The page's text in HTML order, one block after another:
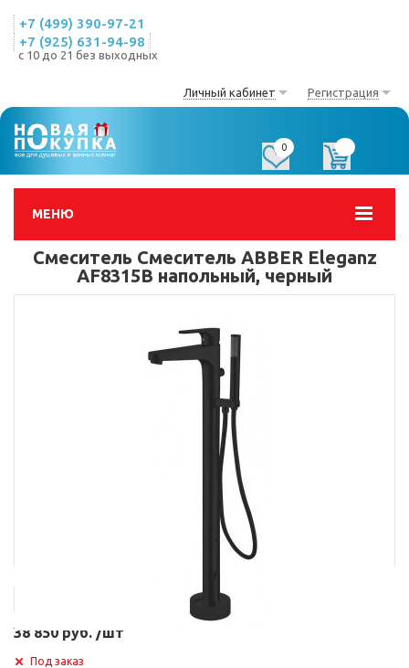
+7 (499) 390-97-21
+7 (925) 631-94-98
с 10 до 21 без выходных
Личный кабинет Регистрация
МЕНЮ
0
Смеситель Смеситель ABBER Eleganz
AF8315B напольный, черный
13536
38 850 руб. /шт
Под заказ